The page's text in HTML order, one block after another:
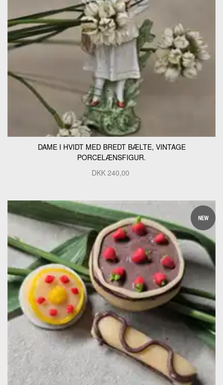
DAME I HVIDT MED BREDT BÆLTE, VINTAGE
PORCELÆNSFIGUR.
DKK 240,00